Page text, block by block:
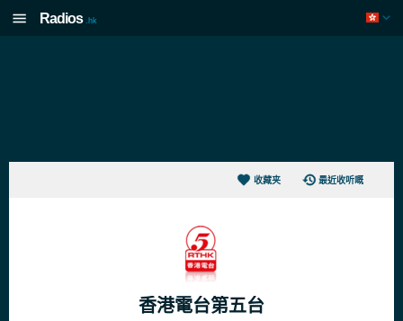
Radios .hk
收藏夹 最近收听嘅
香港電台第五台